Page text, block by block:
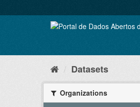
to
Datasets
Organizations